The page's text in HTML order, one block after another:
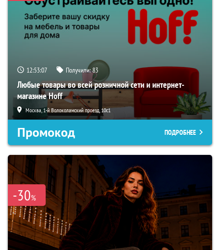
12:53:06 Получили:83
Любые товары во всей розничной сети и интернет-
магазине Hoff
Москва, 1-й Волоколамский проезд, 10с1
Промокод ПОДРОБНЕЕ
-30%